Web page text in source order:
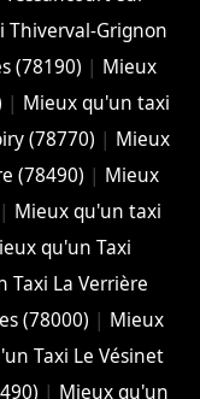
Thiverval-Grignon
(78190) | Mieux
| Mieux qu'un taxi
(78770) | Mieux
(78490) | Mieux
| Mieux qu'un taxi
qu'un Taxi
Taxi La Verrière
(78000) | Mieux
Taxi Le Vésinet
| Mieux qu'un